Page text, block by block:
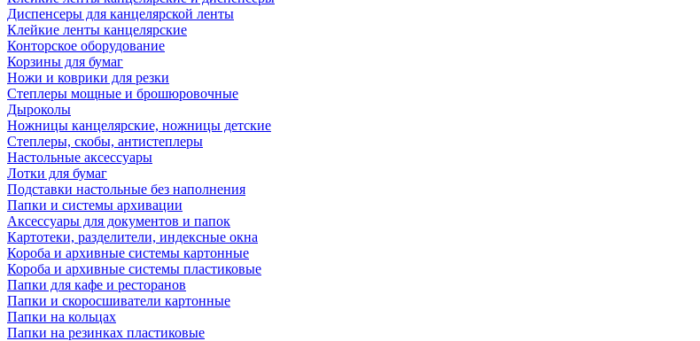
Диспенсеры для канцелярской ленты
Клейкие ленты канцелярские
Конторское оборудование
Корзины для бумаг
Ножи и коврики для резки
Степлеры мощные и брошюровочные
Дыроколы
Ножницы канцелярские, ножницы детские
Степлеры, скобы, антистеплеры
Настольные аксессуары
Лотки для бумаг
Подставки настольные без наполнения
Папки и системы архивации
Аксессуары для документов и папок
Картотеки, разделители, индексные окна
Короба и архивные системы картонные
Короба и архивные системы пластиковые
Папки для кафе и ресторанов
Папки и скоросшиватели картонные
Папки на кольцах
Папки на резинках пластиковые